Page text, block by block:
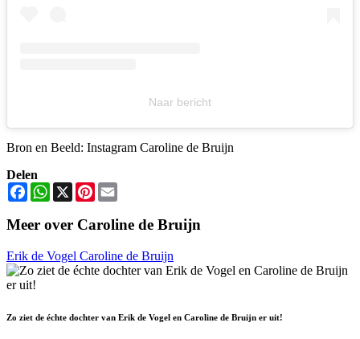
Naar bericht
Bron en Beeld: Instagram Caroline de Bruijn
Delen
FacebookWhatsApp
X Pinterest
Meer over Caroline de Bruijn
Erik de Vogel Caroline de Bruijn
Zo ziet de échte dochter van Erik de Vogel en Caroline de Bruijn er uit!